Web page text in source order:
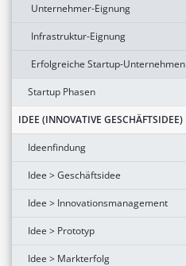
Unternehmer-Eignung
Infrastruktur-Eignung
Erfolgreiche Startup-Unternehmen
Startup Phasen
IDEE (INNOVATIVE GESCHÄFTSIDEE)
Ideenfindung
Idee > Geschäftsidee
Idee > Innovationsmanagement
Idee > Prototyp
Idee > Markterfolg